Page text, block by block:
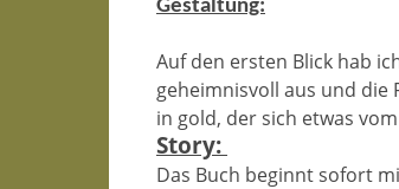
Gestaltung:
Auf den ersten Blick hab
geheimnisvoll aus und die
in gold, der sich etwas
Story:
Das Buch beginnt sofort